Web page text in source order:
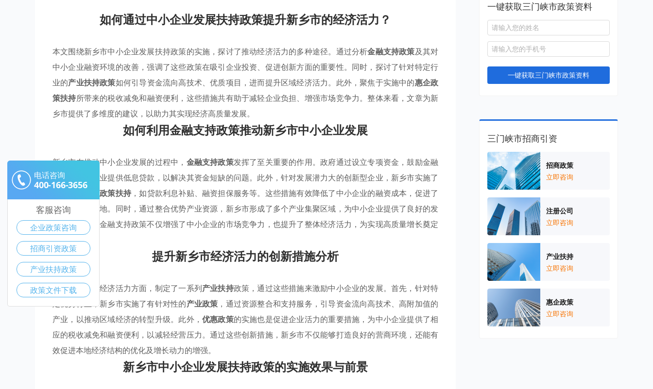
如何通过中小企业发展扶持政策提升新乡市的经济活力？
本文围绕新乡市中小企业发展扶持政策的实施，探讨了推动经济活力的多种途径。通过分析金融支持政策及其对
中小企业融资环境的改善，强调了这些政策在吸引企业投资、促进创新方面的重要性。同时，探讨了针对特定行
业的产业扶持政策如何引导资金流向高技术、优质项目，进而提升区域经济活力。此外，聚焦于实施中的惠企政
策扶持所带来的税收减免和融资便利，这些措施共有助于减轻企业负担、增强市场竞争力。整体来看，文章为新
乡市提供了多维度的建议，以助力其实现经济高质量发展。
如何利用金融支持政策推动新乡市中小企业发展
新乡市在推动中小企业发展的过程中， 金融支持政策发挥了至关重要的作用。政府通过设立专项资金，鼓励金融
机构为中小企业提供低息贷款，以解决其资金短缺的问题。此外，针对发展潜力大的创新型企业，新乡市实施了
惠企政策扶持 ，如贷款利息补贴、融资担保服务等。这些措施有效降低了中小企业的融资成本，促进了
优质项目的落地。同时，通过整合优势产业资源，新乡市形成了多个产业集聚区域，为中小企业提供了良好的发
展环境。这些金融支持政策不仅增强了中小企业的市场竞争力，也提升了整体经济活力，为实现高质量增长奠定
了坚实基础。
提升新乡市经济活力的创新措施分析
新乡市在推动经济活力方面，制定了一系列产业扶持政策，通过这些措施来激励中小企业的发展。首先，针对特
定优势行业，新乡市实施了有针对性的产业政策 ，通过资源整合和支持服务，引导资金流向高技术、高附加值的
产业，以推动区域经济的转型升级。此外， 优惠政策的实施也是促进企业活力的重要措施，为中小企业提供了相
应的税收减免和融资便利，以减轻经营压力。通过这些创新措施，新乡市不仅能够打造良好的营商环境，还能有
效促进本地经济结构的优化及增长动力的增强。
新乡市中小企业发展扶持政策的实施效果与前景
一键获取三门峡市政策资料
一键获取三门峡市政策资料
三门峡市招商引资
招商政策
立即咨询
注册公司
立即咨询
产业扶持
立即咨询
惠企政策
立即咨询
电话咨询
400-166-3656
客服咨询
企业政策咨询
招商引资政策
产业扶持政策
政策文件下载